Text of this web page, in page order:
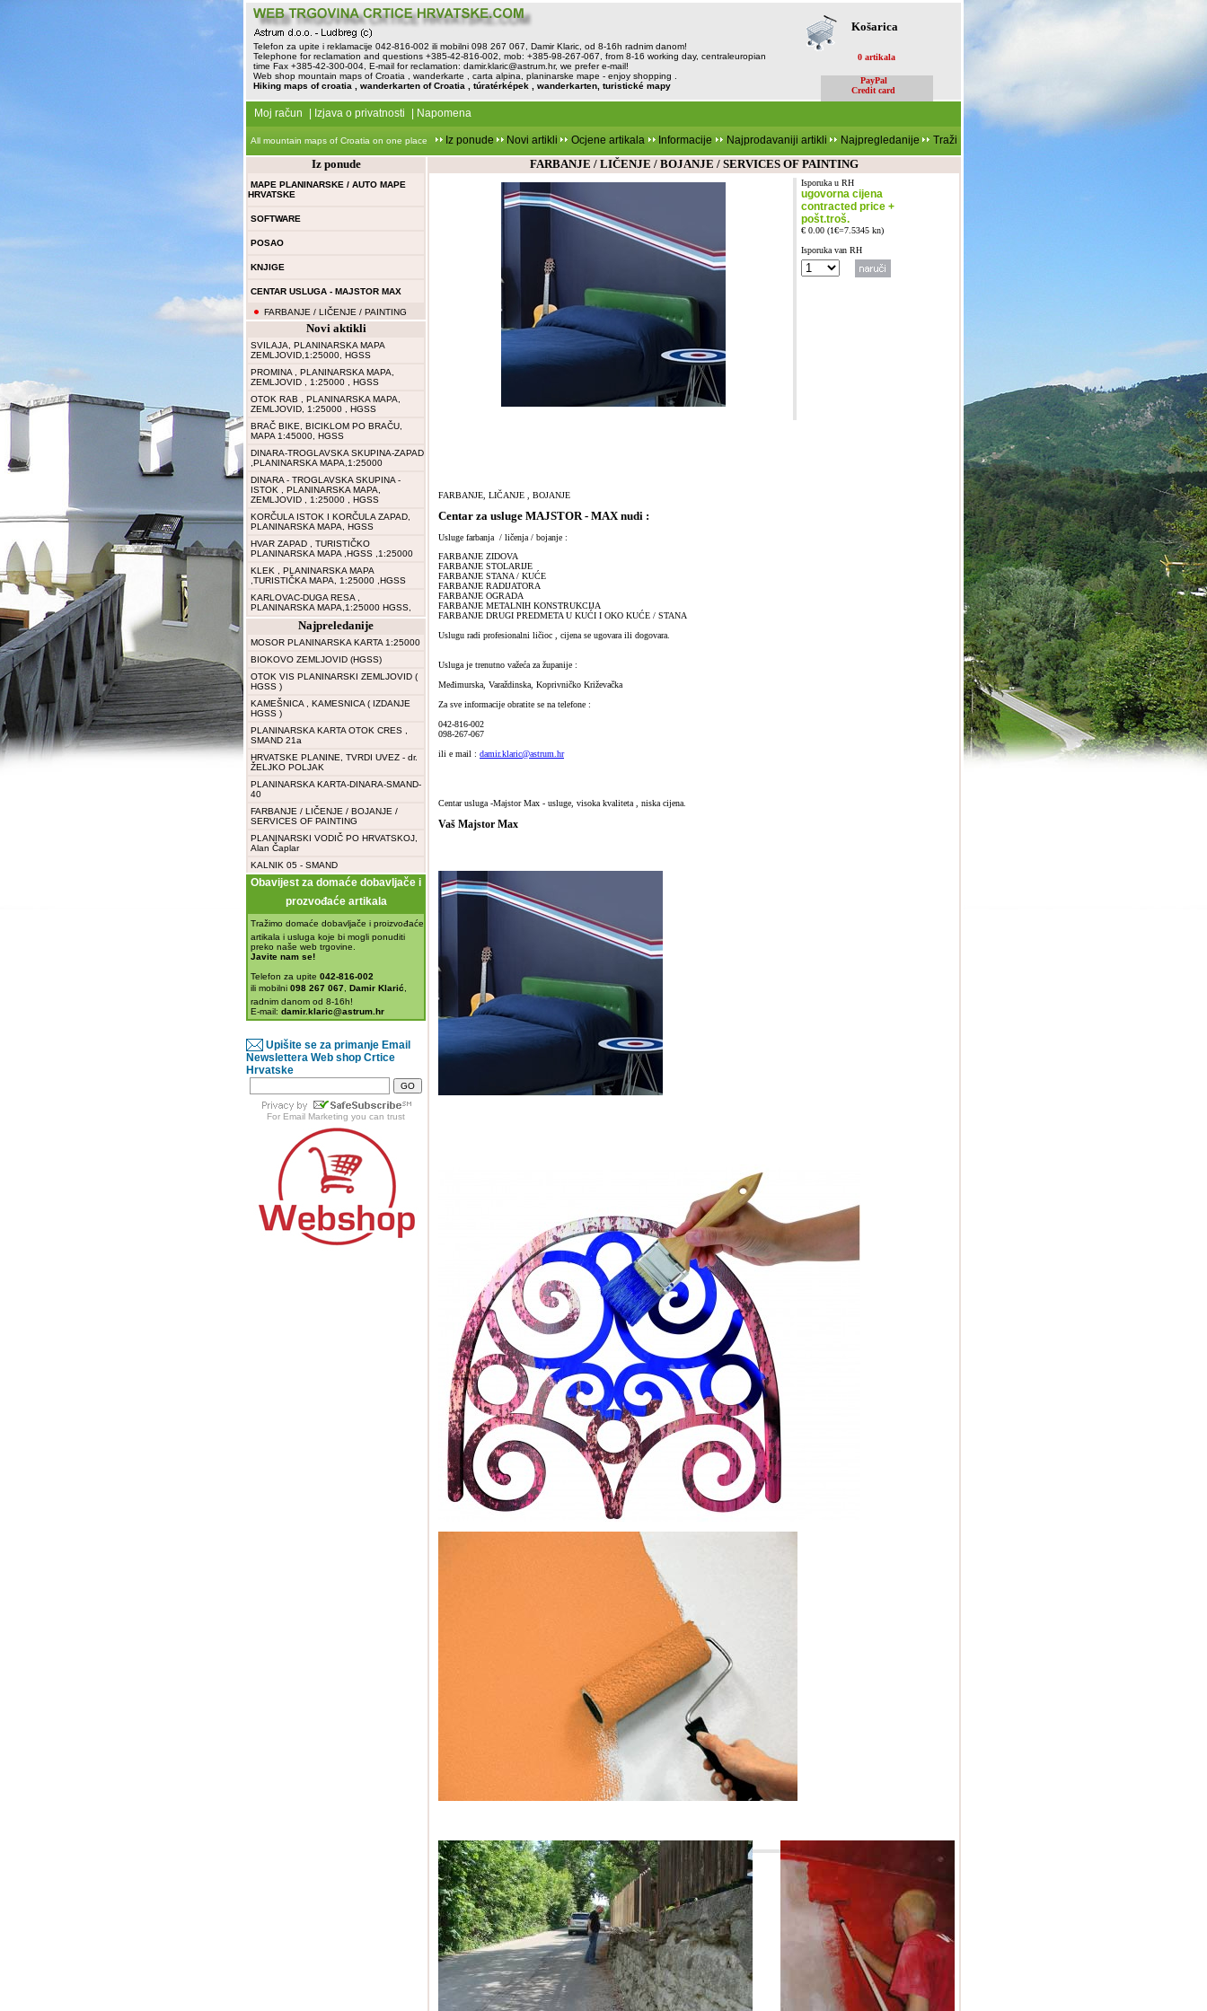
Telefon za upite i reklamacije 042-816-002 ili mobilni 098 267 067, Damir Klaric, od 8-16h radnim danom!
Telephone for reclamation and questions +385-42-816-002, mob: +385-98-267-067, from 8-16 working day, centraleuropian
time Fax +385-42-300-004, E-mail for reclamation: damir.klaric@astrum.hr, we prefer e-mail!
Web shop mountain maps of Croatia , wanderkarte , carta alpina, planinarske mape - enjoy shopping .
Hiking maps of croatia , wanderkarten of Croatia , túratérképek , wanderkarten, turistické mapy
Košarica
0 artikala
PayPal
Credit card
Moj račun Izjava o privatnosti Napomena
All mountain maps of Croatia on one place Iz ponude Novi artikli Ocjene artikala Informacije Najprodavaniji artikli Najpregledanije Traži
Iz ponude
MAPE PLANINARSKE / AUTO MAPE
HRVATSKE
SOFTWARE
POSAO
KNJIGE
CENTAR USLUGA - MAJSTOR MAX
FARBANJE / LIČENJE / PAINTING
Novi aktikli
SVILAJA, PLANINARSKA MAPA
ZEMLJOVID,1:25000, HGSS
PROMINA , PLANINARSKA MAPA,
ZEMLJOVID , 1:25000 , HGSS
OTOK RAB , PLANINARSKA MAPA,
ZEMLJOVID, 1:25000 , HGSS
BRAČ BIKE, BICIKLOM PO BRAČU,
MAPA 1:45000, HGSS
DINARA-TROGLAVSKA SKUPINA-ZAPAD
,PLANINARSKA MAPA,1:25000
DINARA - TROGLAVSKA SKUPINA -
ISTOK , PLANINARSKA MAPA,
ZEMLJOVID , 1:25000 , HGSS
KORČULA ISTOK I KORČULA ZAPAD,
PLANINARSKA MAPA, HGSS
HVAR ZAPAD , TURISTIČKO
PLANINARSKA MAPA ,HGSS ,1:25000
KLEK , PLANINARSKA MAPA
,TURISTIČKA MAPA, 1:25000 ,HGSS
KARLOVAC-DUGA RESA ,
PLANINARSKA MAPA,1:25000 HGSS,
Najpreledanije
MOSOR PLANINARSKA KARTA 1:25000
BIOKOVO ZEMLJOVID (HGSS)
OTOK VIS PLANINARSKI ZEMLJOVID (
HGSS )
KAMEŠNICA , KAMESNICA ( IZDANJE
HGSS )
PLANINARSKA KARTA OTOK CRES ,
SMAND 21a
HRVATSKE PLANINE, TVRDI UVEZ - dr.
ŽELJKO POLJAK
PLANINARSKA KARTA-DINARA-SMAND-
40
FARBANJE / LIČENJE / BOJANJE /
SERVICES OF PAINTING
PLANINARSKI VODIČ PO HRVATSKOJ,
Alan Čaplar
KALNIK 05 - SMAND
Obavijest za domaće dobavljače i
prozvođaće artikala
Tražimo domaće dobavljače i proizvođaće
artikala i usluga koje bi mogli ponuditi
preko naše web trgovine.
Javite nam se!
Telefon za upite 042-816-002
ili mobilni 098 267 067 Damir Klarić
radnim danom od 8-16h!
E-mail: damir.klaric@astrum.hr
Upišite se za primanje Email
Newslettera Web shop Crtice
Hrvatske
For Email Marketing you can trust
FARBANJE / LIČENJE / BOJANJE / SERVICES OF PAINTING
Isporuka u RH
ugovorna cijena
contracted price +
pošt.troš.
€ 0.00 (1€=7.5345 kn)
Isporuka van RH
FARBANJE, LIČANJE , BOJANJE
Centar za usluge MAJSTOR - MAX nudi :
Usluge farbanja / ličenja / bojanje :
FARBANJE ZIDOVA
FARBANJE STOLARIJE
FARBANJE STANA / KUĆE
FARBANJE RADIJATORA
FARBANJE OGRADA
FARBANJE METALNIH KONSTRUKCIJA
FARBANJE DRUGI PREDMETA U KUĆI I OKO KUĆE / STANA
Uslugu radi profesionalni ličioc , cijena se ugovara ili dogovara.
Usluga je trenutno važeća za županije :
Međimurska, Varaždinska, Koprivničko Križevačka
Za sve informacije obratite se na telefone :
042-816-002
098-267-067
ili e mail : damir.klaric@astrum.hr
Centar usluga -Majstor Max - usluge, visoka kvaliteta , niska cijena.
Vaš Majstor Max